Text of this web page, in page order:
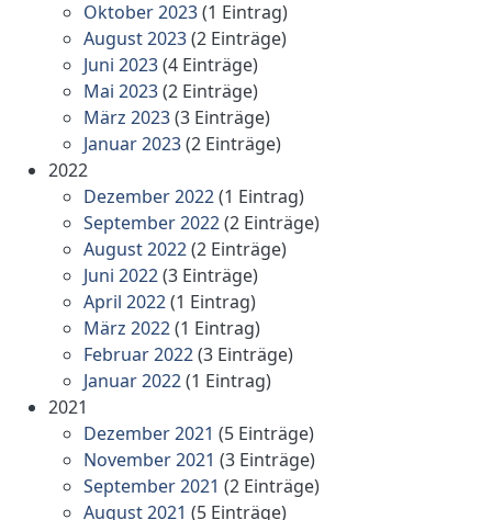
Oktober 2023(1 Eintrag)
August 2023(2 Einträge)
Juni 2023(4 Einträge)
Mai 2023(2 Einträge)
März 2023(3 Einträge)
Januar 2023(2 Einträge)
2022
Dezember 2022(1 Eintrag)
September 2022(2 Einträge)
August 2022(2 Einträge)
Juni 2022(3 Einträge)
April 2022(1 Eintrag)
März 2022(1 Eintrag)
Februar 2022(3 Einträge)
Januar 2022(1 Eintrag)
2021
Dezember 2021 (5 Einträge)
November 2021 (3 Einträge)
September 2021 (2 Einträge)
August 2021 (5 Einträge)